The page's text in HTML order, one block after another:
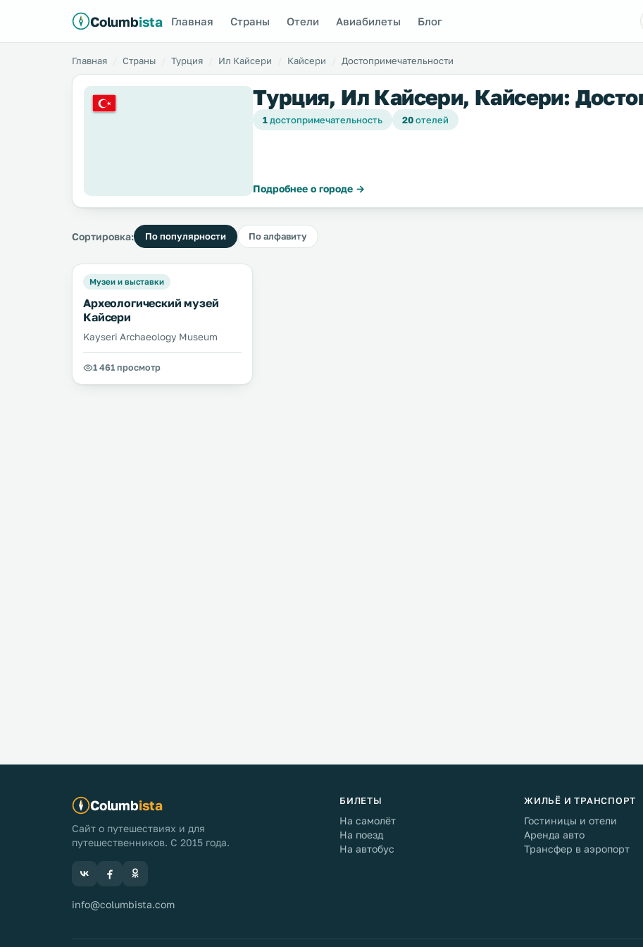
Columbista Главная Страны Отели Авиабилеты Блог
Главная Страны Турция Ил Кайсери Кайсери Достопримечательности
Турция, Ил Кайсери, Кайсери:
1достопримечательность 20отелей
Подробнее о городе →
Сортировка: По популярности По алфавиту
Музеи и выставки
Археологический музей
Кайсери
Kayseri Archaeology Museum
1 461 просмотр
Columbista
Сайт о путешествиях и для
путешественников. С 2015 года.
info@columbista.com
БИЛЕТЫ
На самолёт
На поезд
На автобус
ЖИЛЬЁ И ТРАНСПОРТ
Гостиницы и отели
Аренда авто
Трансфер в аэропорт